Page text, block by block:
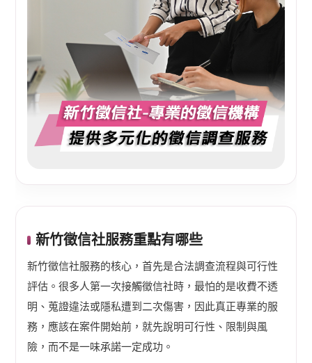
新竹徵信社服務重點有哪些
新竹徵信社服務的核心，首先是合法調查流程與可行性
評估。很多人第一次接觸徵信社時，最怕的是收費不透
明、蒐證違法或隱私遭到二次傷害，因此真正專業的服
務，應該在案件開始前，就先說明可行性、限制與風
險，而不是一味承諾一定成功。